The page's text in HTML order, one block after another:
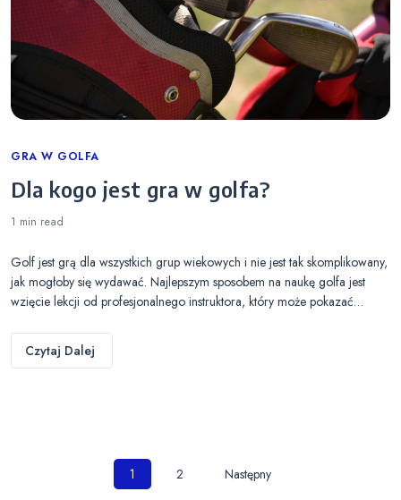
Categories
GRA W GOLFA
Dla kogo jest gra w golfa?
1 min read
Golf jest grą dla wszystkich grup wiekowych i nie jest tak skomplikowany,
jak mogłoby się wydawać. Najlepszym sposobem na naukę golfa jest
wzięcie lekcji od profesjonalnego instruktora, który może pokazać…
Czytaj Dalej
Nawigacja
1 2 Następny